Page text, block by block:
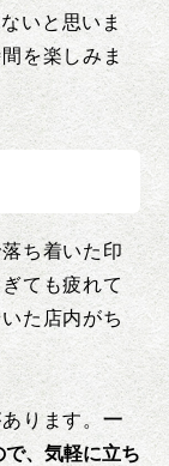
いと思いま
を楽しみま
ち着いた印
ても疲れて
た店内がち
ります。 一
、気軽に立ち